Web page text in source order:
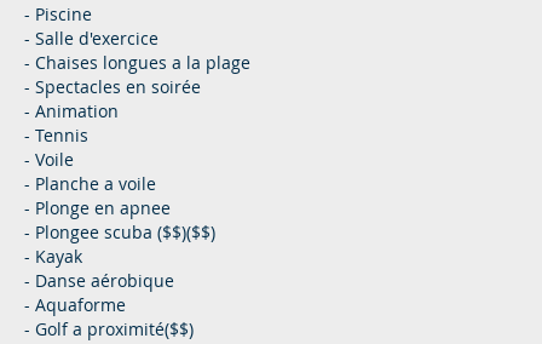
- Piscine
- Salle d'exercice
- Chaises longues a la plage
- Spectacles en soirée
- Animation
- Tennis
- Voile
- Planche a voile
- Plonge en apnee
- Plongee scuba ($$)($$)
- Kayak
- Danse aérobique
- Aquaforme
- Golf a proximité($$)